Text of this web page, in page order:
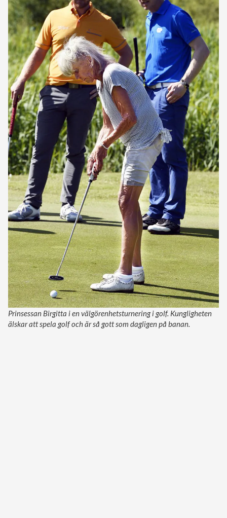
Prinsessan Birgitta i en välgörenhetsturnering i golf. Kungligheten
älskar att spela golf och är så gott som dagligen på banan.